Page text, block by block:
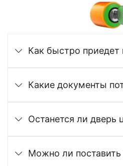
Как быстро приедет
Какие документы
Останется ли дверь
Можно ли